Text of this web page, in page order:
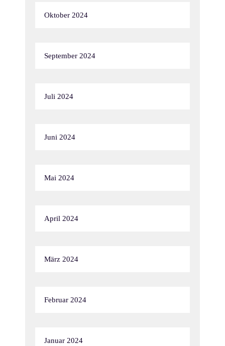
Oktober 2024
September 2024
Juli 2024
Juni 2024
Mai 2024
April 2024
März 2024
Februar 2024
Januar 2024